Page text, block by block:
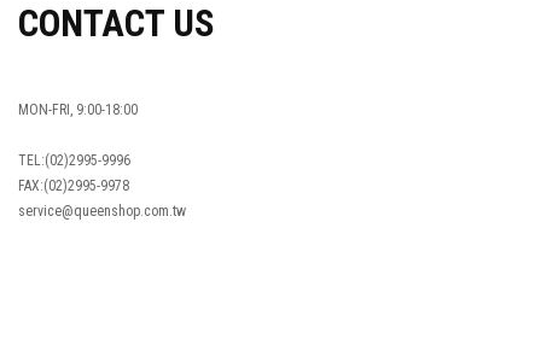
CONTACT US
MON-FRI, 9:00-18:00
TEL:(02)2995-9996
FAX:(02)2995-9978
service@queenshop.com.tw